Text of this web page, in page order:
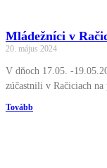
Mládežníci v
20. május 2024
V dňoch 17.05. -
zúčastnili v Račiciach na
Tovább